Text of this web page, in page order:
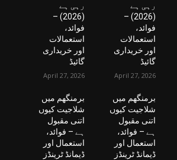
رہی ہے
(2026) –
فوائد،
استعمالات
اور خریداری
گائیڈ
April 27, 2026
برمنگھم میں
شلاجیت کیوں
اتنی مقبول
ہے – فوائد،
استعمال اور
ڈیمانڈ ٹرینڈز
رہی ہے
(2026) –
فوائد،
استعمالات
اور خریداری
گائیڈ
April 27, 2026
برمنگھم میں
شلاجیت کیوں
اتنی مقبول
ہے – فوائد،
استعمال اور
ڈیمانڈ ٹرینڈز